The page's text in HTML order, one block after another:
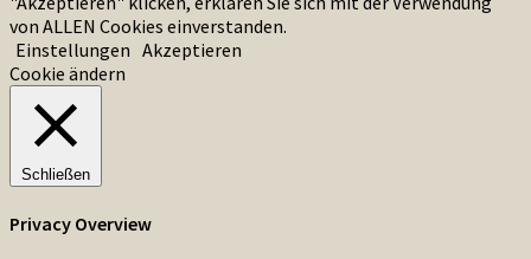
von ALLEN Cookies einverstanden.
Einstellungen Akzeptieren
Cookie ändern
Schließen
Privacy Overview